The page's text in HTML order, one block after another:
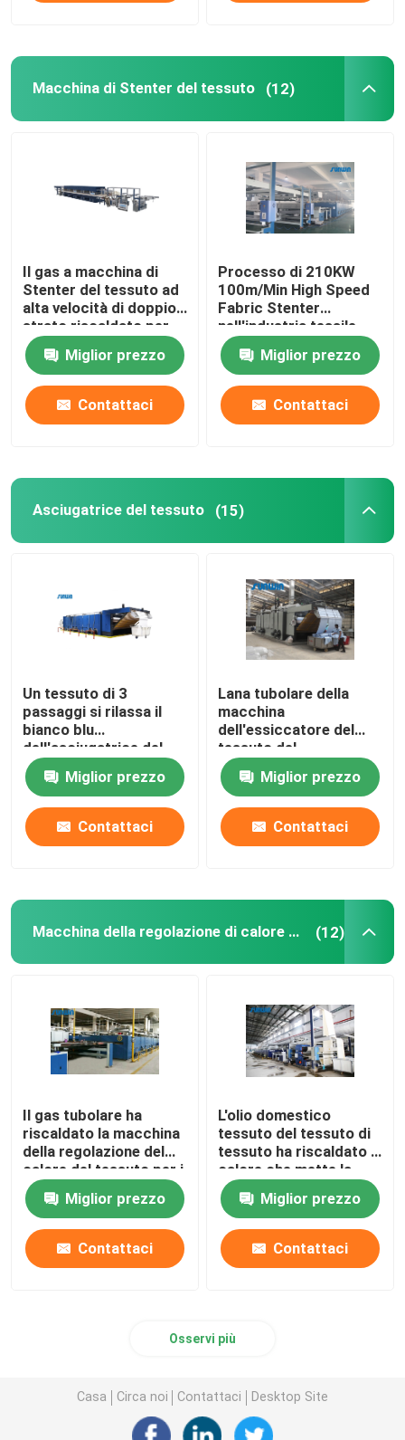
Prodotti
macchina dello stenter del tessuto
Macchina di Stenter dell'aria calda
Asciugatrice del tessuto
Rifinitrice del tessuto
apparecchio di tintura del tessuto
Macchina di stampaggio di tessuti
Asciugatrice di caduta
rifinitrice dello stenter
Rilassi la macchina più asciutta
Macchina di Stenter del tessuto (12)
Il gas a macchina di
Stenter del tessuto ad
alta velocità di doppio
strato riscaldato per
tricotta il tessuto
Miglior prezzo
Contattaci
Processo di 210KW
100m/Min High Speed
Fabric Stenter
nell'industria tessile
2800mm
Miglior prezzo
Contattaci
Asciugatrice del tessuto (15)
Un tessuto di 3
passaggi si rilassa il
bianco blu
dell'asciugatrice del
tessuto
dell'essiccatore
Miglior prezzo
Contattaci
Lana tubolare della
macchina
dell'essiccatore del
tessuto del
riscaldamento a gas
pre asciugatrice
50m/Min
Miglior prezzo
Contattaci
Macchina della regolazione di calore del tessuto (12)
Il gas tubolare ha
riscaldato la macchina
della regolazione del
calore del tessuto per i
tessuti
dell'asciugamano
2200mm
Miglior prezzo
Contattaci
L'olio domestico
tessuto del tessuto di
tessuto ha riscaldato il
calore che mette la
macchina di finitura di
StenterMiglior prezzo
Contattaci
Osservi più
Casa Circa noi Contattaci Desktop Site